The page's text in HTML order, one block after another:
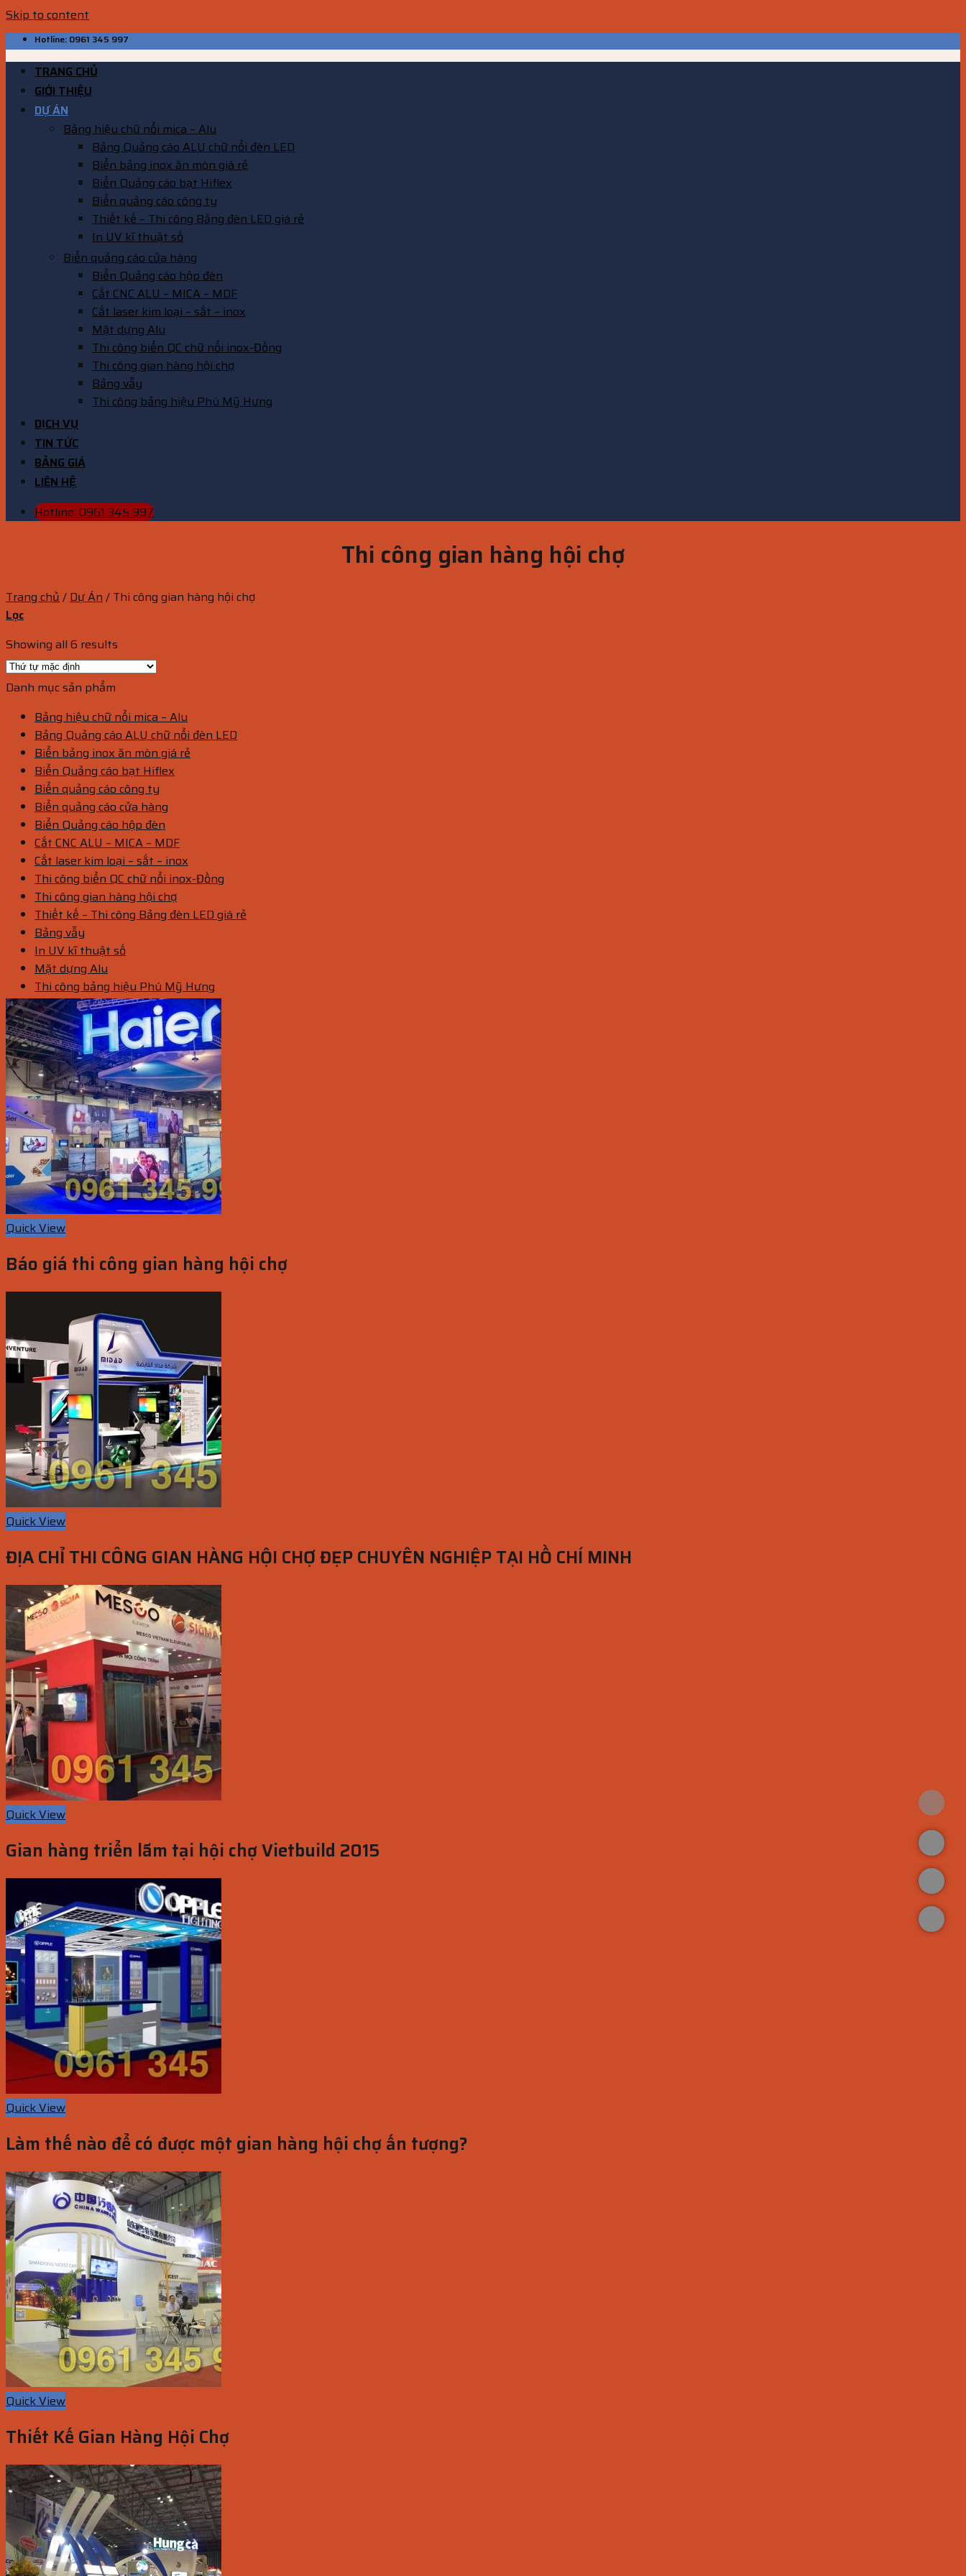
Skip to content
Hotline: 0961 345 997
TRANG CHỦ
GIỚI THIỆU
DỰ ÁN
Bảng hiệu chữ nổi mica – Alu
Bảng Quảng cáo ALU chữ nổi đèn LED
Biển bảng inox ăn mòn giá rẻ
Biển Quảng cáo bạt Hiflex
Biển quảng cáo công ty
Thiết kế – Thi công Bảng đèn LED giá rẻ
In UV kĩ thuật số
Biển quảng cáo cửa hàng
Biển Quảng cáo hộp đèn
Cắt CNC ALU – MICA – MDF
Cắt laser kim loại – sắt – inox
Mặt dựng Alu
Thi công biển QC chữ nổi inox-Đồng
Thi công gian hàng hội chợ
Bảng vẫy
Thi công bảng hiệu Phú Mỹ Hưng
DỊCH VỤ
TIN TỨC
BẢNG GIÁ
LIÊN HỆ
Hotline: 0961 345 997
Thi công gian hàng hội chợ
Trang chủ/Dự Án/ Thi công gian hàng hội chợ
Lọc
Showing all 6 results
Danh mục sản phẩm
Bảng hiệu chữ nổi mica – Alu
Bảng Quảng cáo ALU chữ nổi đèn LED
Biển bảng inox ăn mòn giá rẻ
Biển Quảng cáo bạt Hiflex
Biển quảng cáo công ty
Biển quảng cáo cửa hàng
Biển Quảng cáo hộp đèn
Cắt CNC ALU – MICA – MDF
Cắt laser kim loại – sắt – inox
Thi công biển QC chữ nổi inox-Đồng
Thi công gian hàng hội chợ
Thiết kế – Thi công Bảng đèn LED giá rẻ
Bảng vẫy
In UV kĩ thuật số
Mặt dựng Alu
Thi công bảng hiệu Phú Mỹ Hưng
Quick View
Báo giá thi công gian hàng hội chợ
Quick View
ĐỊA CHỈ THI CÔNG GIAN HÀNG HỘI CHỢ ĐẸP CHUYÊN NGHIỆP TẠI HỒ CHÍ MINH
Quick View
Gian hàng triển lãm tại hội chợ Vietbuild 2015
Quick View
Làm thế nào để có được một gian hàng hội chợ ấn tượng?
Quick View
Thiết Kế Gian Hàng Hội Chợ